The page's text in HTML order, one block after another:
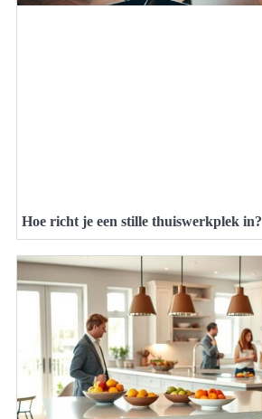
Hoe richt je een stille thuiswerkplek in?